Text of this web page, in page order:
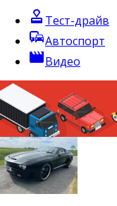
approval Тест-драйв
commuteАвтоспорт
movieВидео